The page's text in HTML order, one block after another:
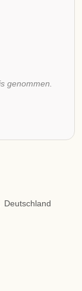
genommen.
Deutschland